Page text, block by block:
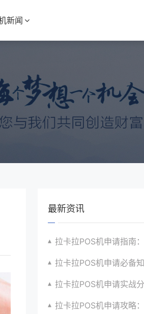
新闻
最新资讯
拉卡拉POS机申请指南：一站式解决商户支付升级、智能
拉卡拉POS机申请必备知识：全面了解政策、市场、技术
拉卡拉POS机申请实战分享：如何借助支付创新技术提升商户运营
拉卡拉POS机申请攻略：助你打造个性化、差异化支付体验